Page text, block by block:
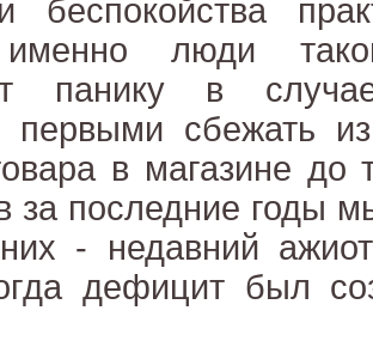
беспокойства
именно люди
панику в
первыми сбежать
в магазине до
за последние годы
- недавний
дефицит был